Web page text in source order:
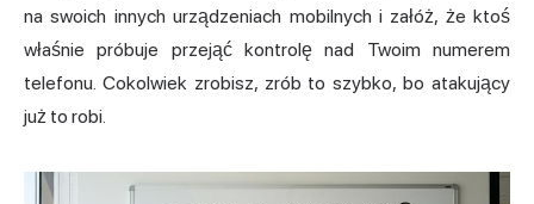
na swoich innych urządzeniach mobilnych i załóż, że ktoś
właśnie próbuje przejąć kontrolę nad Twoim numerem
telefonu. Cokolwiek zrobisz, zrób to szybko, bo atakujący
już to robi.